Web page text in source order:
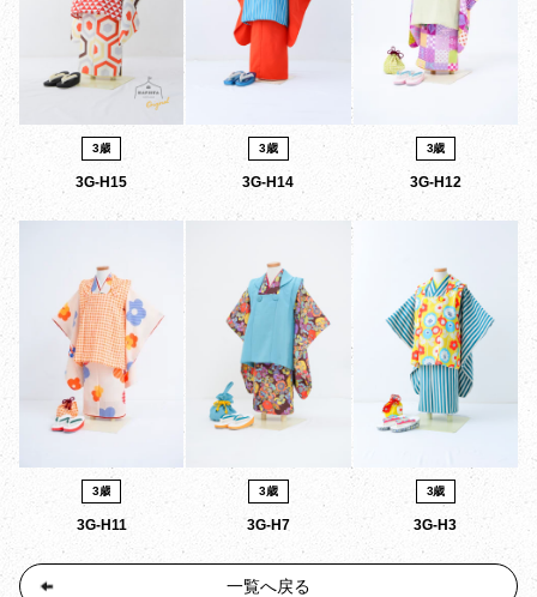
3歳
3G-H15
3歳
3G-H14
3歳
3G-H12
3歳
3G-H11
3歳
3G-H7
3歳
3G-H3
一覧へ戻る